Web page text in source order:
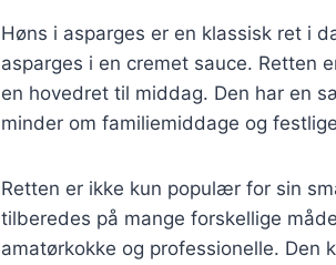
Høns i asparges er en klassisk ret i
asparges i en cremet sauce. Retten
en hovedret til middag. Den har en
minder om familiemiddage og
Retten er ikke kun populær for sin
tilberedes på mange forskellige
amatørkokke og professionelle. Den